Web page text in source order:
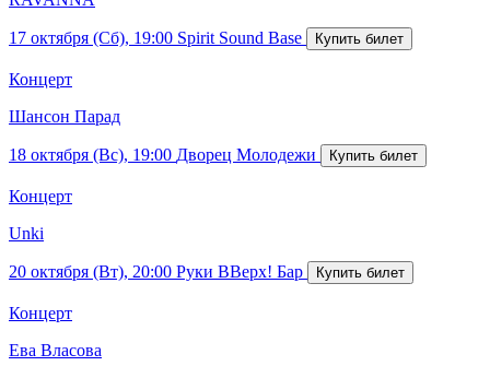
17 октября (Сб), 19:00 Spirit Sound Base
Концерт
Шансон Парад
18 октября (Вс), 19:00 Дворец Молодежи
Концерт
Unki
20 октября (Вт), 20:00 Руки ВВерх! Бар
Концерт
Ева Власова